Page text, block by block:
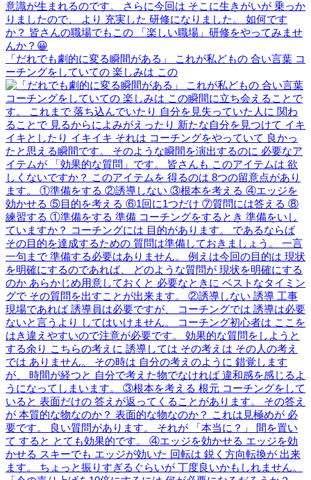
「だれでも劇的に変る瞬間がある」 これが私どもの 合い言葉 コ
ーチングをしていての 楽しみは この